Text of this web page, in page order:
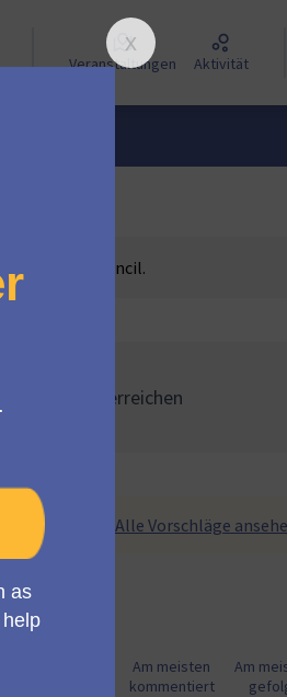
Veranstaltungen Aktivität
Mautic Council.
erreichen
wurden. Alle Vorschläge
Am meisten
kommentiert
Am